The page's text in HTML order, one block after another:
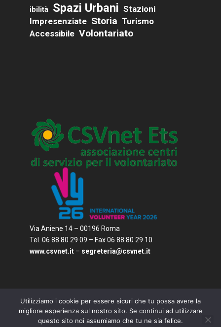
Ibilità Spazi Urbani Stazioni
Impresenziate Storia Turismo
Accessibile Volontariato
Via Aniene 14 – 00196 Roma
Tel. 06 88 80 29 09 – Fax 06 88 80 29 10
www.csvnet.it – segreteria@csvnet.it
Utilizziamo i cookie per essere sicuri che tu possa avere la
migliore esperienza sul nostro sito. Se continui ad utilizzare
questo sito noi assumiamo che tu ne sia felice.